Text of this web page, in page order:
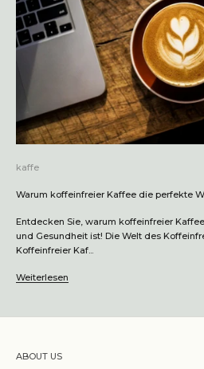
kaffe
Warum koffeinfreier Kaffee die perfekte
Entdecken Sie, warum koffeinfreier
und Gesundheit ist! Die Welt des
Koffeinfreier Kaf...
Weiterlesen
ABOUT US